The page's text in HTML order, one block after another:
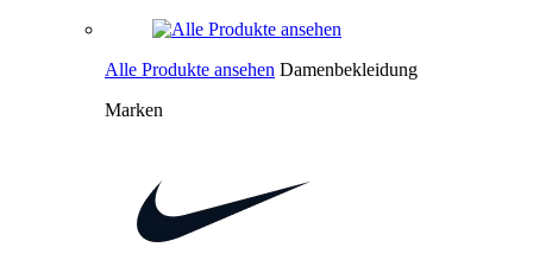
Alle Produkte ansehen Damenbekleidung
Marken